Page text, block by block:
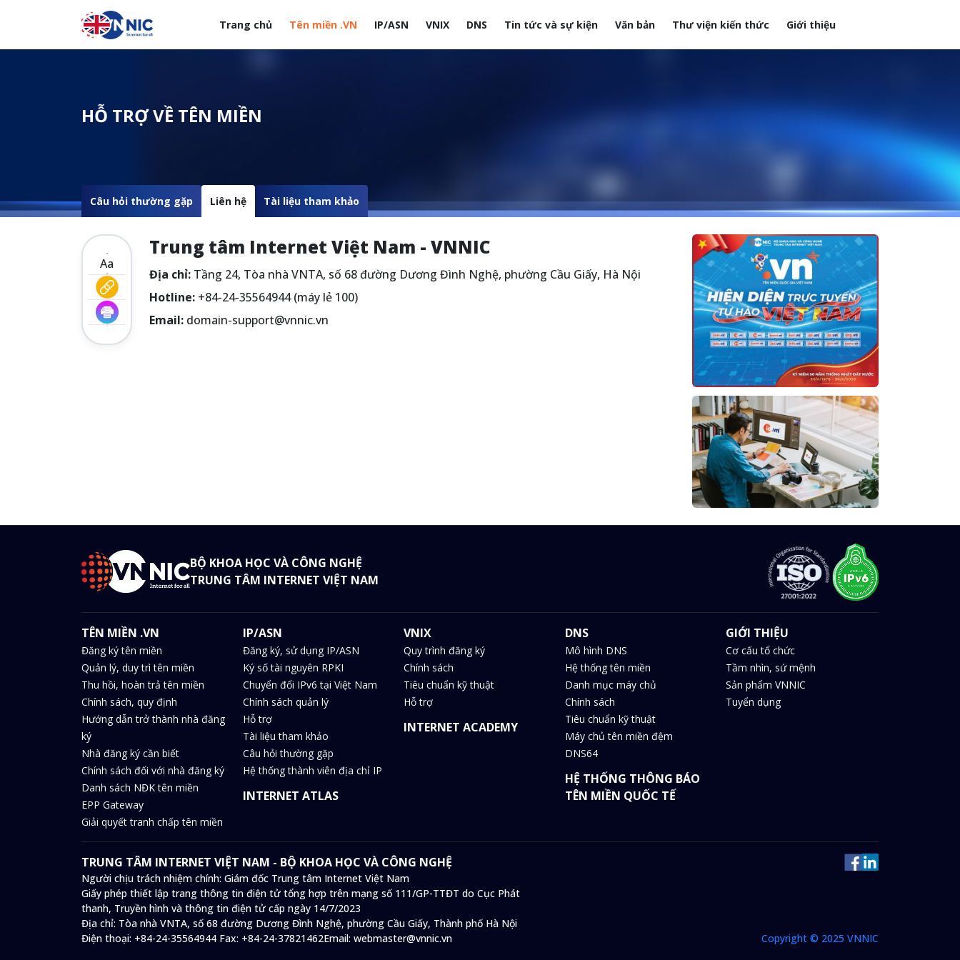
Nhảy đến nội dung
Trang chủ Tên miền .VN IP/ASN VNIX DNS Tin tức và sự kiện Văn bản Thư viện kiến thức Giới thiệu
Menuheader của website
HỖ TRỢ VỀ TÊN MIỀN
Câu hỏi thường gặp Liên hệ Tài liệu tham khảo
Aa
Trung tâm Internet Việt Nam - VNNIC
Địa chỉ: Tầng 24, Tòa nhà VNTA, số 68 đường Dương Đình Nghệ, phường Cầu Giấy, Hà Nội
Hotline: +84-24-35564944 (máy lẻ 100)
Email: domain-support@vnnic.vn
BỘ KHOA HỌC VÀ CÔNG NGHỆ
TRUNG TÂM INTERNET VIỆT NAM
TÊN MIỀN .VN
Đăng ký tên miền
Quản lý, duy trì tên miền
Thu hồi, hoàn trả tên miền
Chính sách, quy định
Hướng dẫn trở thành nhà đăng
ký
Nhà đăng ký cần biết
Chính sách đối với nhà đăng ký
Danh sách NĐK tên miền
EPP Gateway
Giải quyết tranh chấp tên miền
IP/ASN
Đăng ký, sử dụng IP/ASN
Ký số tài nguyên RPKI
Chuyển đổi IPv6 tại Việt Nam
Chính sách quản lý
Hỗ trợ
Tài liệu tham khảo
Câu hỏi thường gặp
Hệ thống thành viên địa chỉ IP
INTERNET ATLAS
VNIX
Quy trình đăng ký
Chính sách
Tiêu chuẩn kỹ thuật
Hỗ trợ
INTERNET ACADEMY
DNS
Mô hình DNS
Hệ thống tên miền
Danh mục máy chủ
Chính sách
Tiêu chuẩn kỹ thuật
Máy chủ tên miền đệm
DNS64
HỆ THỐNG THÔNG BÁO
TÊN MIỀN QUỐC TẾ
GIỚI THIỆU
Cơ cấu tổ chức
Tầm nhìn, sứ mệnh
Sản phẩm VNNIC
Tuyển dụng
TRUNG TÂM INTERNET VIỆT NAM - BỘ KHOA HỌC VÀ CÔNG NGHỆ
Người chịu trách nhiệm chính: Giám đốc Trung tâm Internet Việt Nam
Giấy phép thiết lập trang thông tin điện tử tổng hợp trên mạng số 111/GP-TTĐT do Cục Phát
thanh, Truyền hình và thông tin điện tử cấp ngày 14/7/2023
Địa chỉ: Tòa nhà VNTA, số 68 đường Dương Đình Nghệ, phường Cầu Giấy, Thành phố Hà Nội
Điện thoại: +84-24-35564944 Fax: +84-24-37821462Email: webmaster@vnnic.vn Copyright © 2025 VNNIC